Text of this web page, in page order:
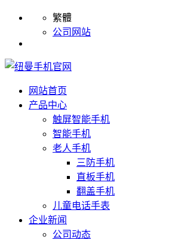
繁體
公司网站
网站首页
产品中心
触屏智能手机
智能手机
老人手机
三防手机
直板手机
翻盖手机
儿童电话手表
企业新闻
公司动态